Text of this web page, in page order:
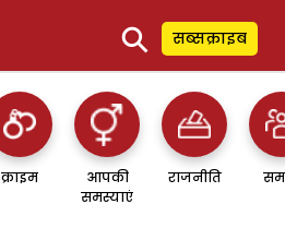
⚲ सब्सक्राइब
क्राइम
आपकी
समस्याएं
राजनीति